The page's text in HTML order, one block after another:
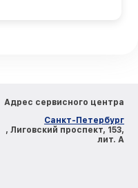
Адрес сервисного центра
Санкт-Петербург
, Лиговский проспект, 153,
лит. А